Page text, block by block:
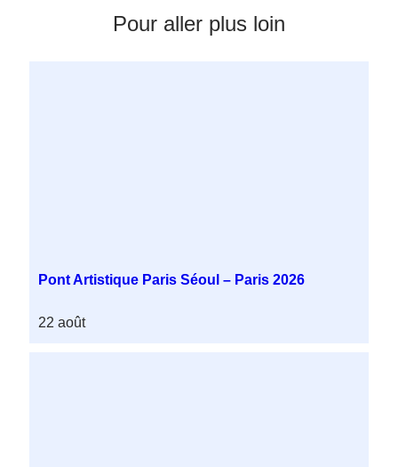
Pour aller plus loin
Pont Artistique Paris Séoul – Paris 2026
22 août